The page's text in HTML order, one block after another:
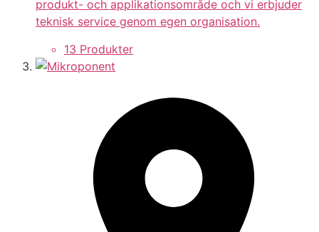
produkt- och applikationsområde och vi erbjuder
teknisk service genom egen organisation.
13 Produkter